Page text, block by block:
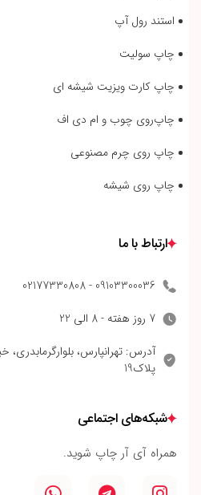
استند رول آپ
چاپ سولیت
چاپ کارت ویزیت شیشه ای
چاپ‌روی چوب و ام دی اف
چاپ روی چرم مصنوعی
چاپ روی شیشه
ارتباط با ما
09103300036 - 02177330808
7 روز هفته - 8 الی 22
آدرس: تهرانپارس، بلوارگرمابدری،
پلاک19
شبکه‌های اجتماعی
همراه آی آر چاپ شوید.